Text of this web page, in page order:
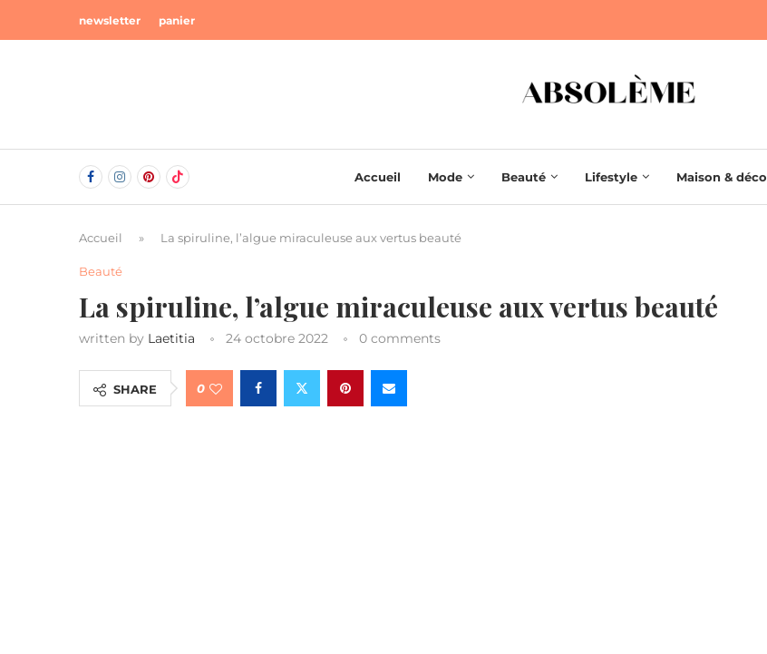
newsletter panier
Accueil Mode Beauté Lifestyle Maison & déco
Accueil » La spiruline, l’algue miraculeuse aux vertus beauté
Beauté
La spiruline, l’algue miraculeuse aux vertus beauté
written by Laetitia 24 octobre 2022 0 comments
SHARE 0